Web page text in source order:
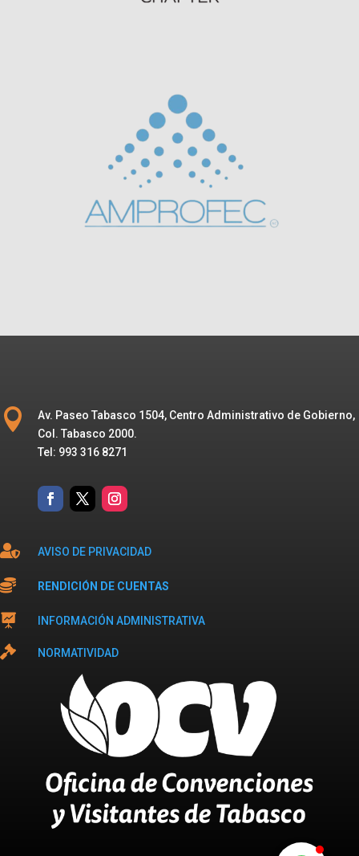

Av. Paseo Tabasco 1504, Centro Administrativo de Gobierno,
Col. Tabasco 2000.
Tel: 993 316 8271
 AVISO DE PRIVACIDAD
 RENDICIÓN DE CUENTAS
 INFORMACIÓN ADMINISTRATIVA
 NORMATIVIDAD